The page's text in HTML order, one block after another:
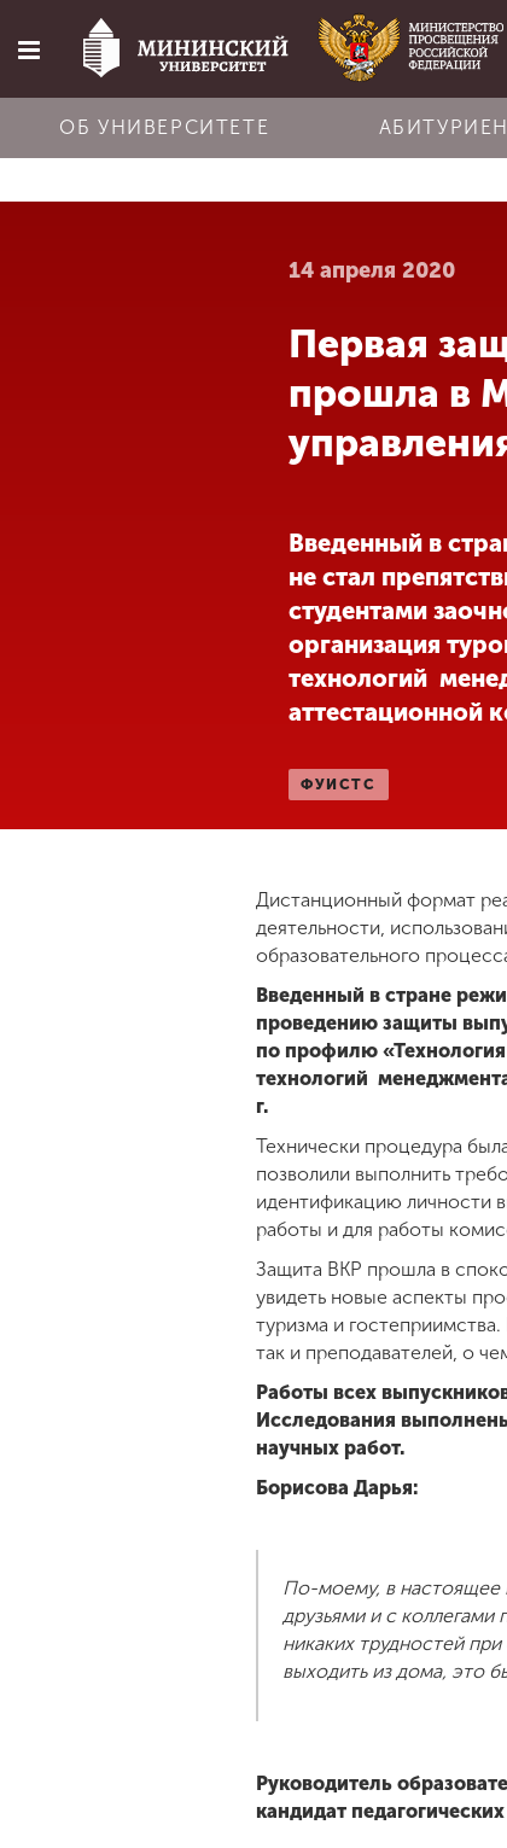
Главная
ОБ УНИВЕРСИТЕТЕ
14 апреля 2020
Первая
прошла в
Введенный в
не стал
студентами
организация
технологий
аттестационной
ФУИСТС
Дистанционный формат
деятельности,
образовательного
Введенный в стране
проведению защиты
по профилю
технологий
г.
Технически процедура
позволили выполнить
идентификацию личности
работы и для работы
Защита ВКР прошла в
увидеть новые аспекты
туризма и
так и преподавателей, о
Работы всех
Исследования
научных работ.
Борисова Дарья:
По-моему, в настоящее
друзьями и с
никаких трудностей
выходить из дома, это
Руководитель
кандидат